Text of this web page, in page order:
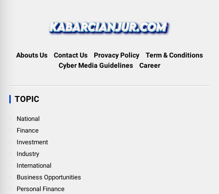
Abouts Us Contact Us Provacy Policy
Term & Conditions
Cyber Media Guidelines
Career
TOPIC
National
Finance
Investment
Industry
International
Business Opportunities
Personal Finance